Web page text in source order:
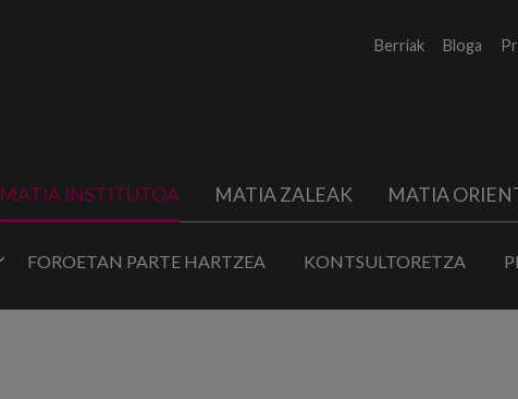
Berriak Bloga
MATIA INSTITUTOA MATIA ZALEAK MATIA
FOROETAN PARTE HARTZEA KONTSULTORETZA